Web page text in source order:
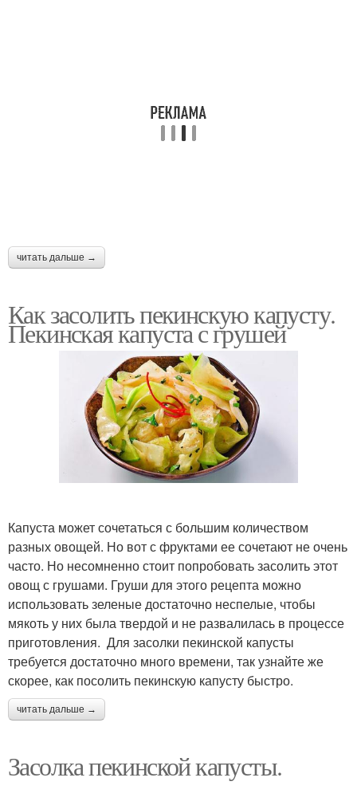
читать дальше →
Как засолить пекинскую капусту.
Пекинская капуста с грушей
Капуста может сочетаться с большим количеством
разных овощей. Но вот с фруктами ее сочетают не очень
часто. Но несомненно стоит попробовать засолить этот
овощ с грушами. Груши для этого рецепта можно
использовать зеленые достаточно неспелые, чтобы
мякоть у них была твердой и не развалилась в процессе
приготовления. Для засолки пекинской капусты
требуется достаточно много времени, так узнайте же
скорее, как посолить пекинскую капусту быстро.
читать дальше →
Засолка пекинской капусты.